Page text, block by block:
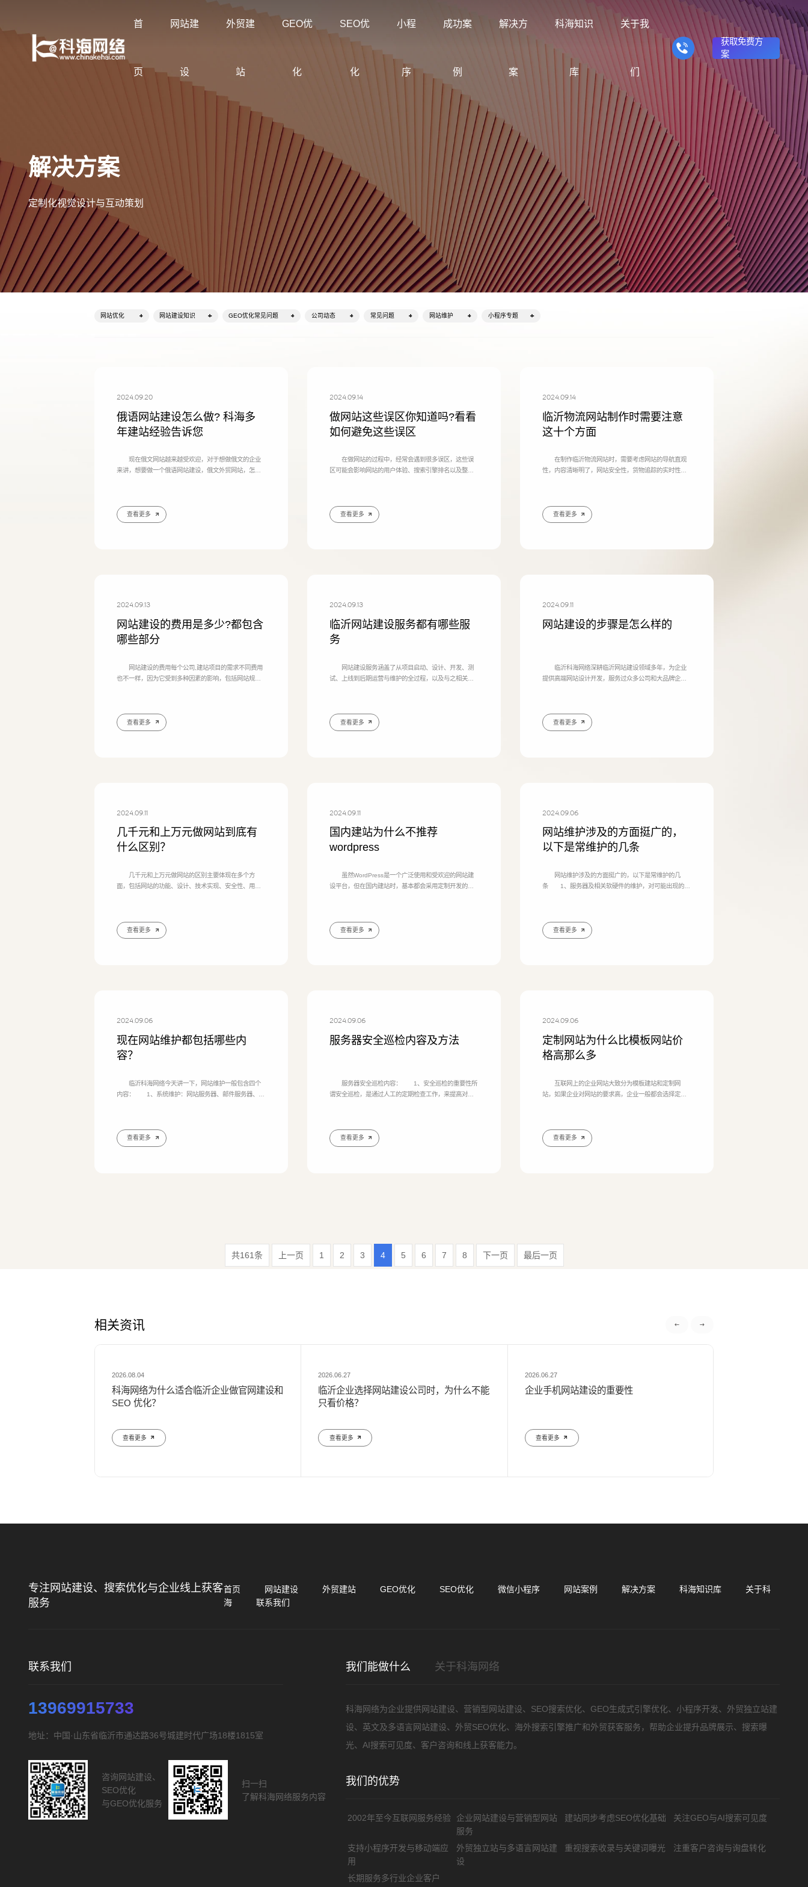
首
页
网站建
设
专注网站建设与搜索优化服务
创意品牌型网站建设
企业品牌高端网站设计
企业营销型网站建设
营销推广转化获客网站
响应式网站建设
适应电脑、平板和手机终端
网站建设定制改版
定制化网站建设改版方案
购物商城系统开发
零售在线电子商务网站
手机微信网站建设
移动端网站与微信端展示开
发
外贸型网站制作
临沂外贸企业建设英文/多语言
集团型网站建设
适合集团公司、多品牌企业
行业门户网站建设
适合行业门户网站建设平台
外贸建
站
GEO优
化
SEO优
化
小程
序
成功案
例
覆盖集团官网、品牌官网、营销型网站与外
贸网站
集团企业官网建设案例
购物商城网站
电子商务平台建设案例
行业门户网站
行业门户网站平台开发
外贸建站
外贸独立站与英文网站案例
企业品牌官网
创意品牌型网站建设案例
企业营销网站
营销型网站建立企业公信力
解决方
案
网站建设、SEO优化、GEO优化与线上获
客方案
定制化网站建设与优化方案
教育培训行业网
站建设方案
装饰公司网站建
设解决方案
节能环保网站建
设解决方案
购物商城网站建
设解决方案
品牌形象网站建
设解决方案
外贸网站建设解
决方案
门户网站建设解
营销型网站建设
企业网站建设解
我们的产品
多种网站建设服务满足企业需
求
科海知识
库
分享企业网站建设、SEO优化、GEO优化
与线上获客实战经验
洞察建站排名获客难题
解决方法
沉淀建站优化实操方法
对比决策
辅助企业选择合适方案
行业案例
拆解不同行业获客路径
建站知识
早期建站知识问题
关于我
们
2002年至今专注企业网站建设与搜索优化
专注互联网品牌建设与搜索优
化
科海与众不同
为企业提供网站建设、SEO优化
与线上获客服务
理念与信仰
我们用24年时间搭建了“创意+整
合+营销+优化”一体化服务模式
常见问题
了解建站、优化与服务流程问
题
联系我们
专注品牌建设与搜索优化服
务
获取免费方
案
解决方案
定制化视觉设计与互动策划
网站优化 网站建设知识 GEO优化常见问题 公司动态 常见问题 网站维护 小程序专题
2024.09.20
俄语网站建设怎么做? 科海多
年建站经验告诉您
现在俄文网站越来越受欢迎，对于想做俄文的企业
来讲，想要做一个俄语网站建设，俄文外贸网站，怎么
查看更多
2024.09.14
做网站这些误区你知道吗?看看
如何避免这些误区
在做网站的过程中，经常会遇到很多误区，这些误
区可能会影响网站的用户体验、搜索引擎排名以及整体
查看更多
2024.09.14
临沂物流网站制作时需要注意
这十个方面
在制作临沂物流网站时，需要考虑网站的导航直观
性，内容清晰明了，网站安全性，货物追踪的实时性专
查看更多
2024.09.13
网站建设的费用是多少?都包含
哪些部分
网站建设的费用每个公司,建站项目的需求不同费用
也不一样，因为它受到多种因素的影响，包括网站规
查看更多
2024.09.13
临沂网站建设服务都有哪些服
务
网站建设服务涵盖了从项目启动、设计、开发、测
试、上线到后期运营与维护的全过程，以及与之相关的
查看更多
2024.09.11
网站建设的步骤是怎么样的
临沂科海网络深耕临沂网站建设领域多年，为企业
提供高端网站设计开发，服务过众多公司和大品牌企业
个步聚的细节。 临沂网站建设步骤主要分为四个步
骤： 一、策划阶段 在网站建设开始策划阶段，
查看更多
2024.09.11
几千元和上万元做网站到底有
什么区别？
几千元和上万元做网站的区别主要体现在多个方
面，包括网站的功能、设计、技术实现、安全性、用户
的静态网页或基础功能的动态网站，可能只包含基本的
信息展示和少量的交互功能。 上万元网站：则可能
查看更多
2024.09.11
国内建站为什么不推荐
wordpress
虽然WordPress是一个广泛使用和受欢迎的网站建
设平台，但在国内建站时，基本都会采用定制开发的源
较高，特别是在访问流量较大的情况下。在国内，由于
网络环境和服务器限制，WordPress的访问速度可能会
查看更多
2024.09.06
网站维护涉及的方面挺广的，
以下是常维护的几条
网站维护涉及的方面挺广的，以下是常维护的几
条 1、服务器及相关软硬件的维护，对可能出现的问
据库的维护要受到重视; 4、内容的更新、调整
等; 5、做好网站安全管理，防范黑客入侵网站，检
查看更多
2024.09.06
现在网站维护都包括哪些内
容？
临沂科海网络今天讲一下，网站维护一般包含四个
内容： 1、系统维护：网站服务器、邮件服务器、系
据导入导出。 3、网页维护：网站建设网页(文字图
片)内容更新 ，改变网站结构、页面风格的更新，首页或
查看更多
2024.09.06
服务器安全巡检内容及方法
服务器安全巡检内容： 1、安全巡检的重要性所
谓安全巡检，是通过人工的定期检查工作，来提高对服
可以做为一项例行的工作来做，具有非常重要的作
用。 2、安全巡检的关注点安全巡检的主要关注点是
查看更多
2024.09.06
定制网站为什么比模板网站价
格高那么多
互联网上的企业网站大致分为模板建站和定制网
站，如果企业对网站的要求高，企业一般都会选择定制
的图片文字信息就可以。 定制网站相比于模板网站
价格高的原因有几个方面： 1、需求分析与规划
查看更多
共161条 上一页 1 2 3 4 5 6 7 8 下一页 最后一页
相关资讯
2026.08.04
科海网络为什么适合临沂企业做官网建设和
SEO 优化？
查看更多
2026.06.27
临沂企业选择网站建设公司时，为什么不能
只看价格？
查看更多
2026.06.27
企业手机网站建设的重要性
查看更多
专注网站建设、搜索优化与企业线上获客
服务
首页 网站建设 外贸建站 GEO优化 SEO优化 微信小程序 网站案例 解决方案 科海知识库
关于科
海
联系我们
联系我们
13969915733
地址：中国·山东省临沂市通达路36号城建时代广场18楼1815室
咨询网站建设、
SEO优化
与GEO优化服务
扫一扫
了解科海网络服务内容
我们能做什么 关于科海网络
科海网络为企业提供网站建设、营销型网站建设、SEO搜索优化、GEO生成式引擎优化、小程序开发、外贸独立站建
设、英文及多语言网站建设、外贸SEO优化、海外搜索引擎推广和外贸获客服务，帮助企业提升品牌展示、搜索曝
光、AI搜索可见度、客户咨询和线上获客能力。
我们的优势
2002年至今互联网服务经验
企业网站建设与营销型网站
服务
建站同步考虑SEO优化基础 关注GEO与AI搜索可见度
支持小程序开发与移动端应
用
外贸独立站与多语言网站建
设
重视搜索收录与关键词曝光 注重客户咨询与询盘转化
长期服务多行业企业客户
联系电话
GEO生成式引擎优化